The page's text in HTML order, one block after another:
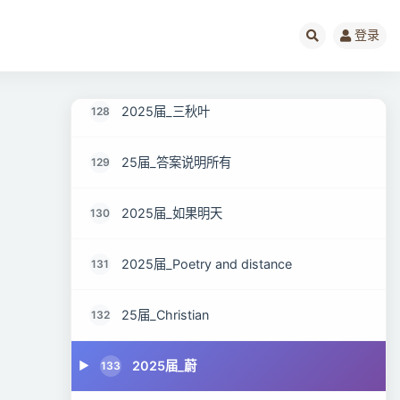
登录
128 2025届_三秋叶
129 25届_答案说明所有
130 2025届_如果明天
131 2025届_Poetry and distance
132 25届_Christian
133 2025届_蔚